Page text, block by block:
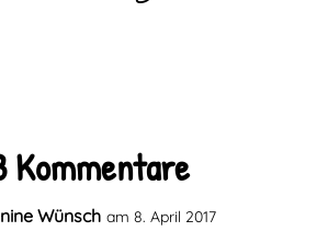
Kommentare
Wünsch am 8. April 2017